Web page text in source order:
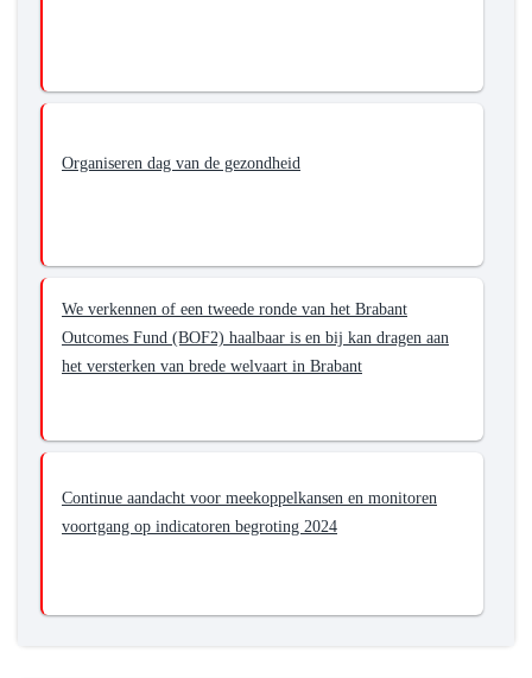
Organiseren dag van de gezondheid
We verkennen of een tweede ronde van het Brabant
Outcomes Fund (BOF2) haalbaar is en bij kan dragen aan
het versterken van brede welvaart in Brabant
Continue aandacht voor meekoppelkansen en monitoren
voortgang op indicatoren begroting 2024